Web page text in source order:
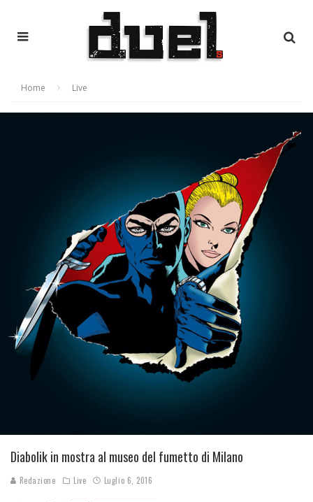
Home Live
Diabolik in mostra al museo del fumetto di Milano
Redazione Live Luglio 6, 2016